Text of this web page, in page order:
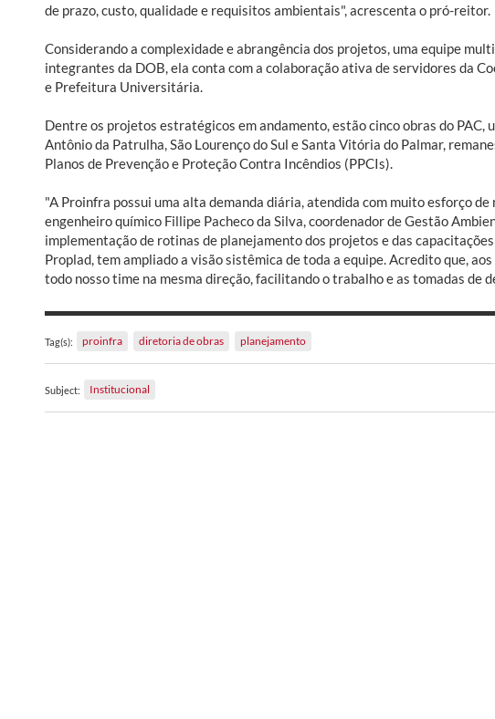
de prazo, custo, qualidade e requisitos ambientais", acrescenta o pró-reitor.
Considerando a complexidade e abrangência dos projetos, uma equipe
integrantes da DOB, ela conta com a colaboração ativa de servidores da
e Prefeitura Universitária.
Dentre os projetos estratégicos em andamento, estão cinco obras do PAC,
Antônio da Patrulha, São Lourenço do Sul e Santa Vitória do Palmar,
Planos de Prevenção e Proteção Contra Incêndios (PPCIs).
"A Proinfra possui uma alta demanda diária, atendida com muito esforço de
engenheiro químico Fillipe Pacheco da Silva, coordenador de Gestão
implementação de rotinas de planejamento dos projetos e das
Proplad, tem ampliado a visão sistêmica de toda a equipe. Acredito que,
todo nosso time na mesma direção, facilitando o trabalho e as tomadas de
Tag(s): proinfra diretoria de obras planejamento
Subject: Institucional